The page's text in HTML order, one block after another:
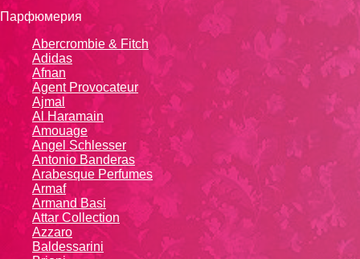
Парфюмерия
Abercrombie & Fitch
Adidas
Afnan
Agent Provocateur
Ajmal
Al Haramain
Amouage
Angel Schlesser
Antonio Banderas
Arabesque Perfumes
Armaf
Armand Basi
Attar Collection
Azzaro
Baldessarini